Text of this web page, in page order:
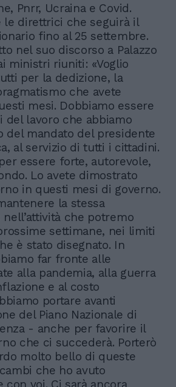
Pnrr, Ucraina e Covid.
le direttrici che seguirà il
fino al 25 settembre.
nel suo discorso a Palazzo
ministri riuniti: «Voglio
per la dedizione, la
che avete
mesi. Dobbiamo essere
del lavoro che abbiamo
del mandato del presidente
al servizio di tutti i cittadini.
essere forte, autorevole,
Lo avete dimostrato
in questi mesi di governo.
la stessa
che potremo
settimane, nei limiti
è stato disegnato. In
far fronte alle
alla pandemia, alla guerra
e al costo
portare avanti
del Piano Nazionale di
- anche per favorire il
che ci succederà. Porterò
molto bello di queste
che ho avuto
voi. Ci sarà ancora